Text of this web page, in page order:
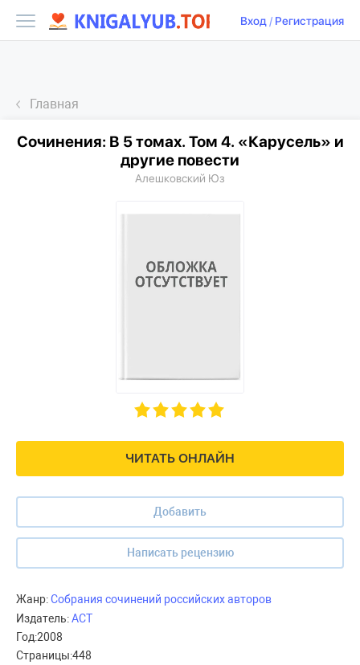
Вход/ Регистрация
Главная
ЧИТАТЬ ОНЛАЙН
Добавить
Написать рецензию
Сочинения: В 5 томах. Том 4. «Карусель» и
другие повести
Алешковский Юз
Жанр:Собрания сочинений российских авторов
Издатель:АСТ
Год:2008
Страницы:448